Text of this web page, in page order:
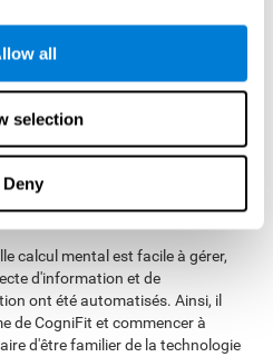
all
selection
Deny
de
nos capacités cognitives,
façon possible. C'est
un bon outil qui répond à nos
calcul mental est facile à gérer,
d'information et de
ont été automatisés. Ainsi, il
de CogniFit et commencer à
d'être familier de la technologie